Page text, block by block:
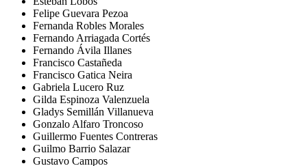
Felipe Guevara Pezoa
Fernanda Robles Morales
Fernando Arriagada Cortés
Fernando Ávila Illanes
Francisco Castañeda
Francisco Gatica Neira
Gabriela Lucero Ruz
Gilda Espinoza Valenzuela
Gladys Semillán Villanueva
Gonzalo Alfaro Troncoso
Guillermo Fuentes Contreras
Guilmo Barrio Salazar
Gustavo Campos